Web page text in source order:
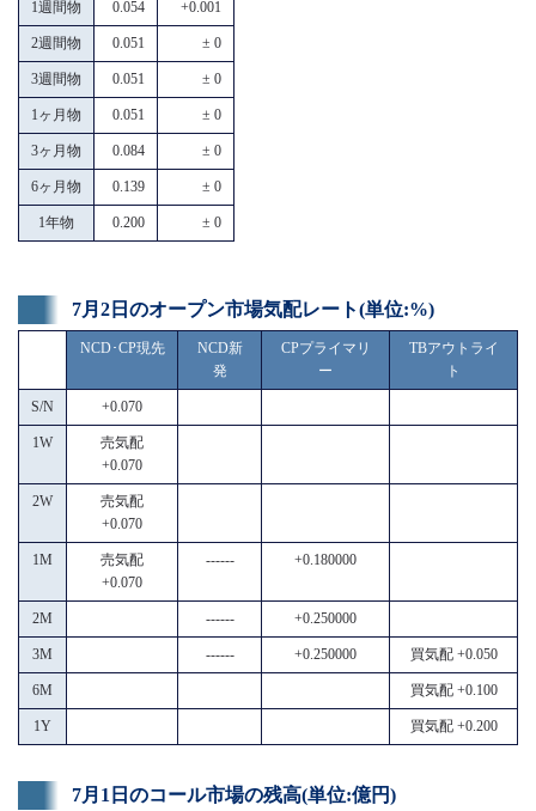
1週間物 0.054 +0.001
2週間物 0.051 ± 0
3週間物 0.051 ± 0
1ヶ月物 0.051 ± 0
3ヶ月物 0.084 ± 0
6ヶ月物 0.139 ± 0
1年物 0.200 ± 0
7月2日のオープン市場気配レート(単位:%)
NCD･CP現先
NCD新
発
CPプライマリ
ー
TBアウトライ
ト
S/N +0.070
1W
売気配
+0.070
2W
売気配
+0.070
1M
売気配
+0.070
------ +0.180000
2M ------ +0.250000
3M ------ +0.250000 買気配 +0.050
6M 買気配 +0.100
1Y 買気配 +0.200
7月1日のコール市場の残高(単位:億円)